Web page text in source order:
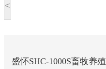
<
盛怀SHC-1000S畜牧养殖